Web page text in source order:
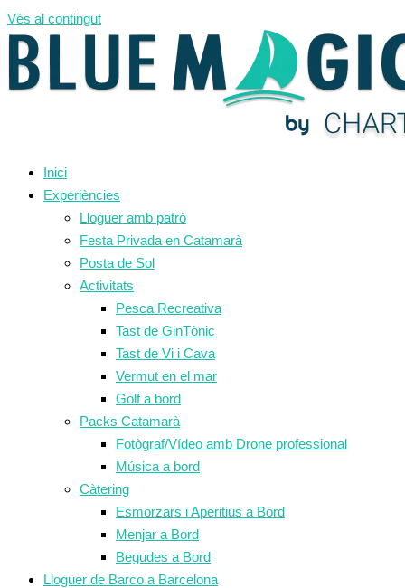
Vés al contingut
Inici
Experiències
Lloguer amb patró
Festa Privada en Catamarà
Posta de Sol
Activitats
Pesca Recreativa
Tast de GinTònic
Tast de Vi i Cava
Vermut en el mar
Golf a bord
Packs Catamarà
Fotògraf/Vídeo amb Drone professional
Música a bord
Càtering
Esmorzars i Aperitius a Bord
Menjar a Bord
Begudes a Bord
Lloguer de Barco a Barcelona